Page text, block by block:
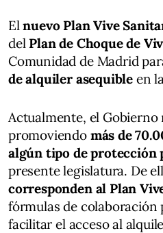
Elnuevo Plan Vive
del Plan de Choque de
Comunidad de Madrid
de alquiler asequible en
Actualmente, el
promoviendomás de
algún tipo de protección
presente legislatura. De
corresponden al Plan
fórmulas de colaboración
facilitar el acceso al